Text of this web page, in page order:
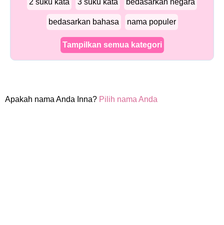
2 suku kata 3 suku kata bedasarkan negara
bedasarkan bahasa nama populer
Tampilkan semua kategori
Apakah nama Anda Inna? Pilih nama Anda